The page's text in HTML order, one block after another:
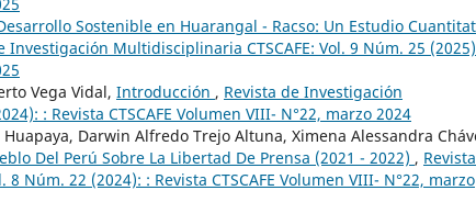
Sostenible en Huarangal - Racso: Un Estudio
Investigación Multidisciplinaria CTSCAFE: Vol. 9 Núm. 25
Vega Vidal, Introducción , Revista de Investigación
: Revista CTSCAFE Volumen VIII- N°22, marzo 2024
Darwin Alfredo Trejo Altuna, Ximena Alessandra
Del Perú Sobre La Libertad De Prensa (2021 - 2022) ,
Núm. 22 (2024): : Revista CTSCAFE Volumen VIII- N°22, marzo